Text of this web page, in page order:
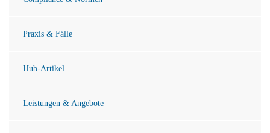
Praxis & Fälle
Hub-Artikel
Leistungen & Angebote